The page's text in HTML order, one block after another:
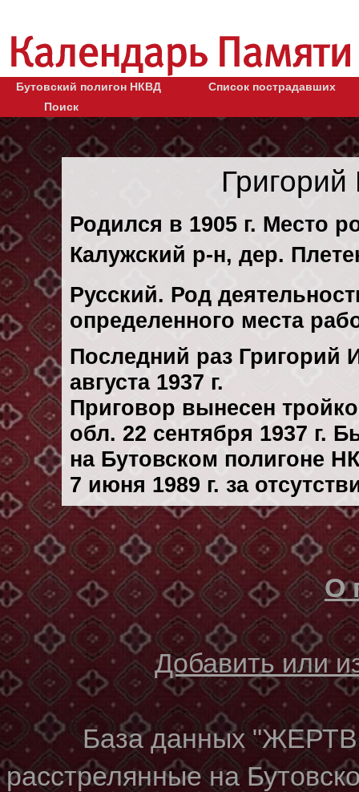
Бутовский полигон НКВД
Список пострадавших
Поиск
Родился в 1905 г. Место
Калужский р-н, дер.
Русский. Род
определенного места
Последний раз Григорий
августа 1937 г.
Приговор вынесен
обл. 22 сентября 1937 г.
на Бутовском полигоне
7 июня 1989 г. за
О
Добавить или
База данных
расстрелянные на